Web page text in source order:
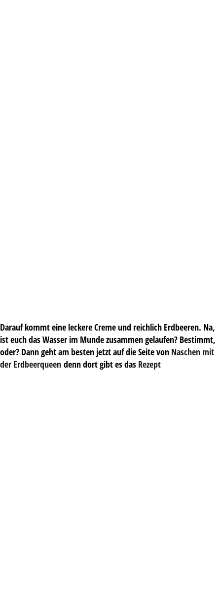
Darauf kommt eine leckere Creme und reichlich Erdbeeren. Na,
ist euch das Wasser im Munde zusammen gelaufen? Bestimmt,
oder? Dann geht am besten jetzt auf die Seite von Naschen mit
der Erdbeerqueen denn dort gibt es das Rezept